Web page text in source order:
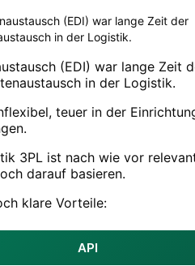
(EDI) war lange Zeit der
in der Logistik.
(EDI) war lange Zeit
in der Logistik.
teuer in der
3PL ist nach wie vor
darauf basieren.
klare Vorteile:
API